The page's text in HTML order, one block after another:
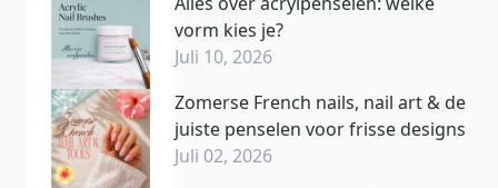
vorm kies je?
Juli 10, 2026
Zomerse French nails, nail art & de
juiste penselen voor frisse designs
Juli 02, 2026